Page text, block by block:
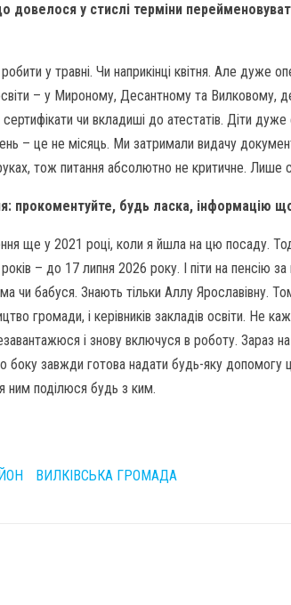
довелося у стислі терміни
у травні. Чи наприкінці квітня. Але дуже
– у Мироному, Десантному та Вилковому,
чи вкладиші до атестатів. Діти
– це не місяць. Ми затримали видачу
тож питання абсолютно не критичне. Лише
прокоментуйте, будь ласка, інформацію
ще у 2021 році, коли я йшла на цю посаду.
– до 17 липня 2026 року. І піти на пенсію за
чи бабуся. Знають тільки Аллу Ярославівну.
громади, і керівників закладів освіти. Не
і знову включуся в роботу. Зараз на
боку завжди готова надати будь-яку допомогу
ним поділюся будь з ким.
ВИЛКІВСЬКА ГРОМАДА